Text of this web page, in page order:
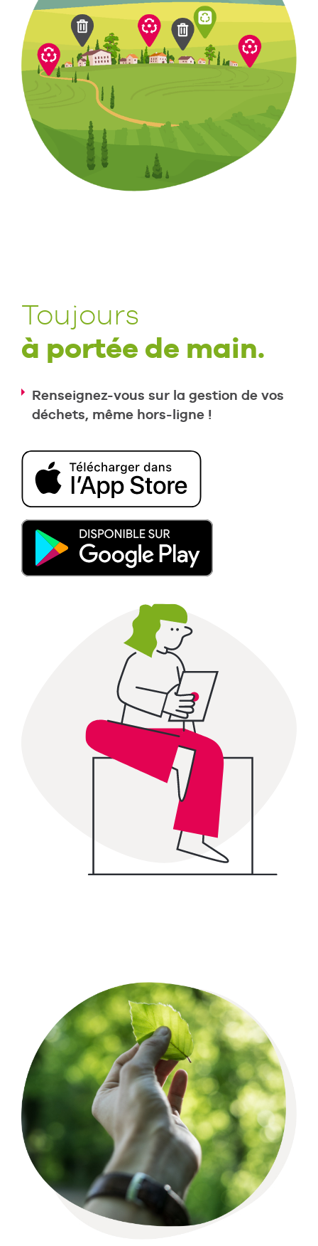
Toujours
à portée de main.
Renseignez-vous sur la gestion de vos
déchets, même hors-ligne !